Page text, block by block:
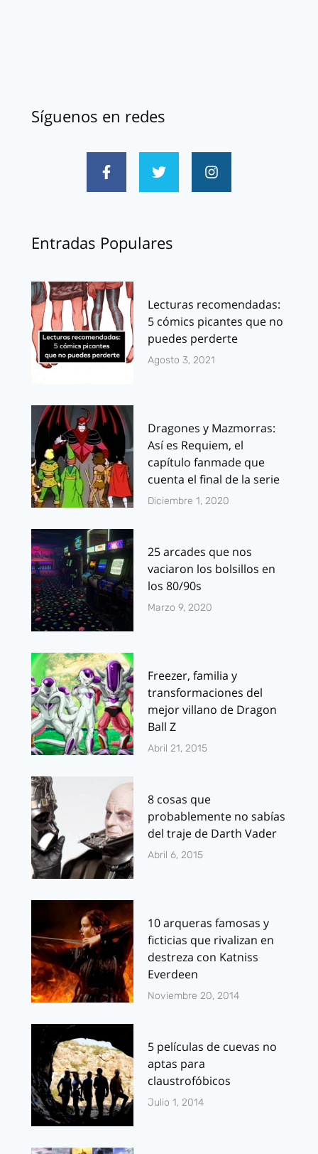
Síguenos en redes
Entradas Populares
Lecturas recomendadas:
5 cómics picantes que no
puedes perderte
Agosto 3, 2021
Dragones y Mazmorras:
Así es Requiem, el
capítulo fanmade que
cuenta el final de la serie
Diciembre 1, 2020
25 arcades que nos
vaciaron los bolsillos en
los 80/90s
Marzo 9, 2020
Freezer, familia y
transformaciones del
mejor villano de Dragon
Ball Z
Abril 21, 2015
8 cosas que
probablemente no sabías
del traje de Darth Vader
Abril 6, 2015
10 arqueras famosas y
ficticias que rivalizan en
destreza con Katniss
Everdeen
Noviembre 20, 2014
5 películas de cuevas no
aptas para
claustrofóbicos
Julio 1, 2014